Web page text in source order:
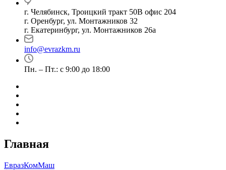
г. Челябинск, Троицкий тракт 50В офис 204
г. Оренбург, ул. Монтажников 32
г. Екатеринбург, ул. Монтажников 26а
info@evrazkm.ru
Пн. – Пт.: с 9:00 до 18:00
Главная
ЕвразКомМаш